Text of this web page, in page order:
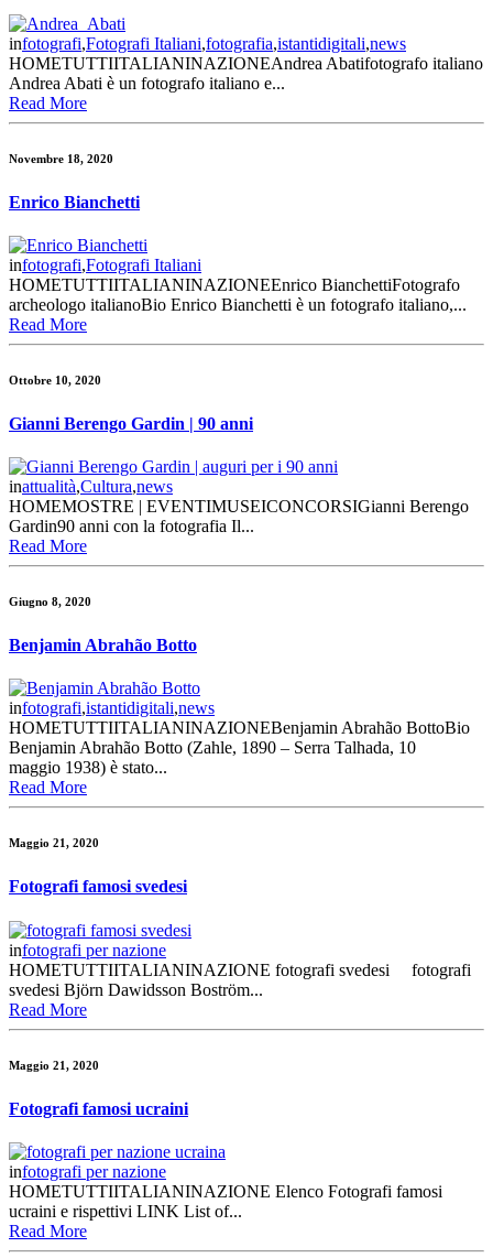
infotografi,Fotografi Italiani,fotografia,istantidigitali,news
HOMETUTTIITALIANINAZIONEAndrea Abatifotografo italiano
Andrea Abati è un fotografo italiano e...
Read More
Novembre 18, 2020
Enrico Bianchetti
infotografi,Fotografi Italiani
HOMETUTTIITALIANINAZIONEEnrico BianchettiFotografo
archeologo italianoBio Enrico Bianchetti è un fotografo italiano,...
Read More
Ottobre 10, 2020
Gianni Berengo Gardin | 90 anni
inattualità,Cultura,news
HOMEMOSTRE | EVENTIMUSEICONCORSIGianni Berengo
Gardin90 anni con la fotografia Il...
Read More
Giugno 8, 2020
Benjamin Abrahão Botto
infotografi,istantidigitali,news
HOMETUTTIITALIANINAZIONEBenjamin Abrahão BottoBio
Benjamin Abrahão Botto (Zahle, 1890 – Serra Talhada, 10
maggio 1938) è stato...
Read More
Maggio 21, 2020
Fotografi famosi svedesi
infotografi per nazione
HOMETUTTIITALIANINAZIONE fotografi svedesi fotografi
svedesi Björn Dawidsson Boström...
Read More
Maggio 21, 2020
Fotografi famosi ucraini
infotografi per nazione
HOMETUTTIITALIANINAZIONE Elenco Fotografi famosi
ucraini e rispettivi LINK List of...
Read More